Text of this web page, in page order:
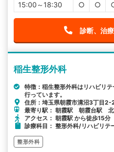
15:00～18:30
○ ○
診断、治
稲生整形外科
特徴：稲生整形外科はリハビリ
行っています。
住所：埼玉県朝霞市溝沼3丁目2-
最寄り駅： 朝霞駅 朝霞台駅 北
アクセス： 朝霞駅 から徒歩15分
診療科目： 整形外科/リハビリテ
整形外科